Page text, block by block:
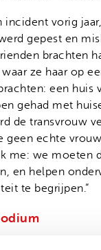
incident vorig
gepest en
brachten
ze haar op
een huis
gehad met
de transvrouw
geen echte
me: we moeten
en helpen
te begrijpen.”